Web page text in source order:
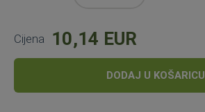
Cijena 10,14 EUR
DODAJ U KOŠARICU